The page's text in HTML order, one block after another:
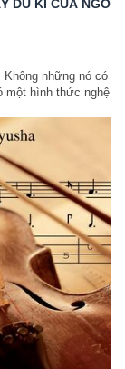
DU KÍ CỦA NGÔ
những nó có
một hình thức nghệ